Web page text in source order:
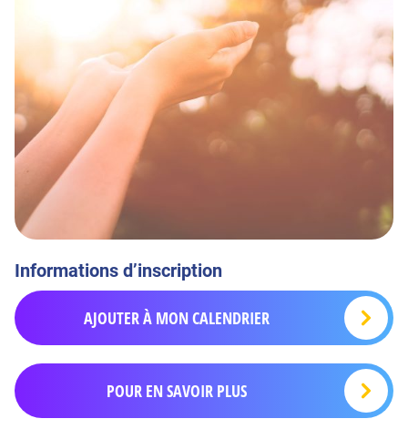
Informations d’inscription
AJOUTER À MON CALENDRIER
POUR EN SAVOIR PLUS